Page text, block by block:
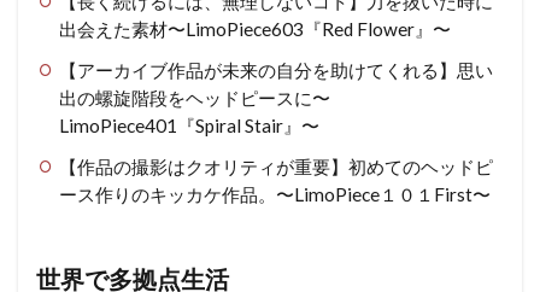
出会えた素材〜LimoPiece603『Red Flower』〜
【アーカイブ作品が未来の自分を助けてくれる】思い
出の螺旋階段をヘッドピースに〜
LimoPiece401『Spiral Stair』〜
【作品の撮影はクオリティが重要】初めてのヘッドピ
ース作りのキッカケ作品。〜LimoPiece１０１First〜
世界で多拠点生活